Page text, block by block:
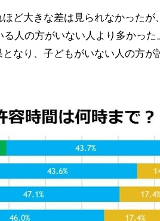
ど大きな差は見られなかったが
る人の方がいない人より多かっ
なり、子どもがいない人の方が